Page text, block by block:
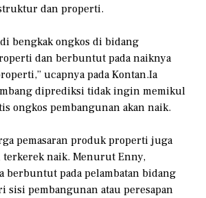
dan properti.
bengkak ongkos di bidang
dan berbuntut pada naiknya
ucapnya pada Kontan.Ia
diprediksi tidak ingin memikul
ongkos pembangunan akan naik.
pemasaran produk properti juga
naik. Menurut Enny,
berbuntut pada pelambatan bidang
sisi pembangunan atau peresapan